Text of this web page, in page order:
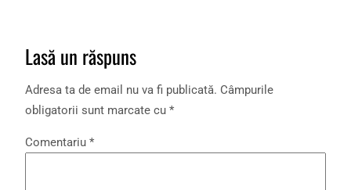
Lasă un răspuns
Adresa ta de email nu va fi publicată. Câmpurile
obligatorii sunt marcate cu *
Comentariu *